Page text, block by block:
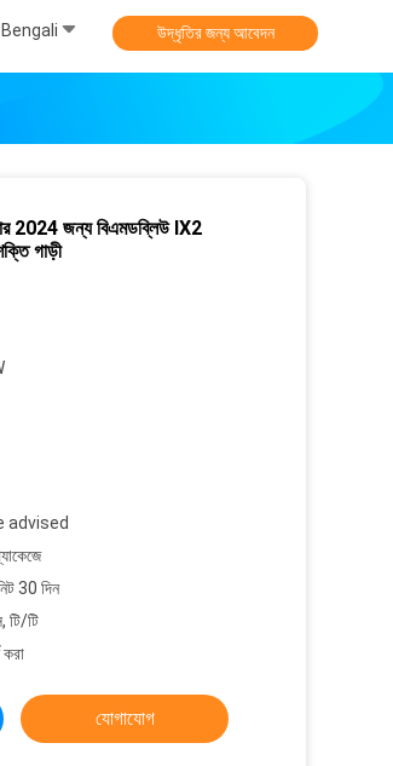
Bengali উদ্ধৃতির জন্য আবেদন
2024 জন্য বিএমডব্লিউ IX2
গাড়ী
advised
30 দিন
টি/টি
করা
যোগাযোগ